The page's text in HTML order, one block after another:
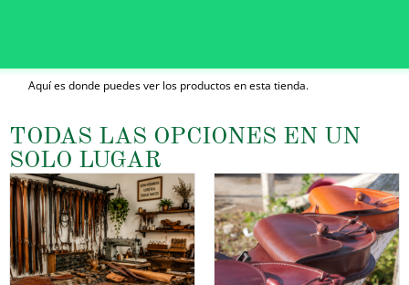
Aquí es donde puedes ver los productos en esta tienda.
TODAS LAS OPCIONES EN UN
SOLO LUGAR